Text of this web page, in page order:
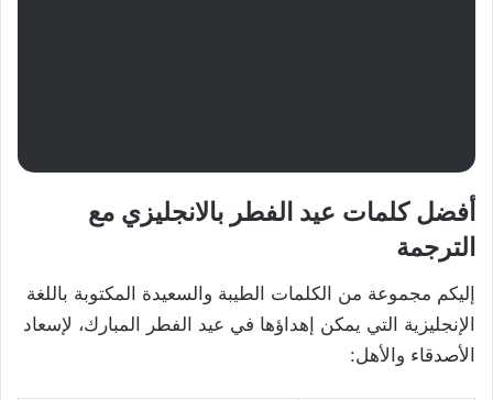
أفضل كلمات عيد الفطر بالانجليزي مع
الترجمة
إليكم مجموعة من الكلمات الطيبة والسعيدة المكتوبة باللغة
الإنجليزية التي يمكن إهداؤها في عيد الفطر المبارك، لإسعاد
الأصدقاء والأهل: